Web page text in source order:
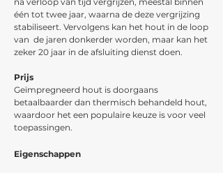
één tot twee jaar, waarna de deze vergrijzing
stabiliseert. Vervolgens kan het hout in de loop
van de jaren donkerder worden, maar kan het
zeker 20 jaar in de afsluiting dienst doen.
Prijs
Geïmpregneerd hout is doorgaans
betaalbaarder dan thermisch behandeld hout,
waardoor het een populaire keuze is voor veel
toepassingen.
Eigenschappen